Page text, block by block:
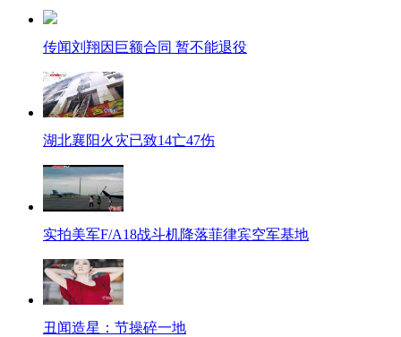
传闻刘翔因巨额合同 暂不能退役
湖北襄阳火灾已致14亡47伤
实拍美军F/A18战斗机降落菲律宾空军基地
丑闻造星：节操碎一地